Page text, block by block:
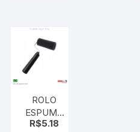
ROLO
ESPUMA
9CM
R$5.18